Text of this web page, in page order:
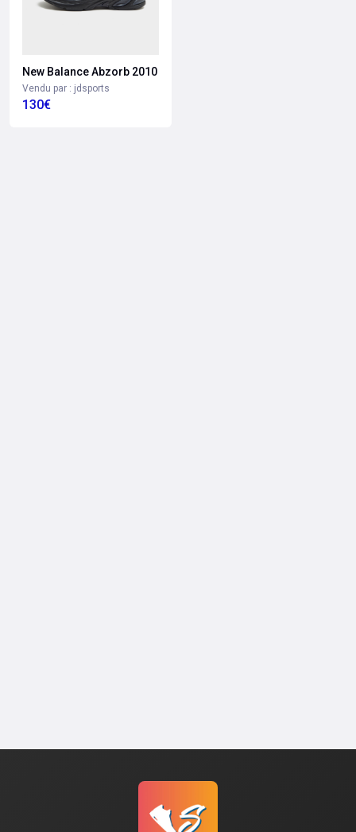
New Balance Abzorb 2010
Vendu par : jdsports
130€